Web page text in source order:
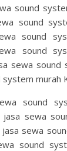
sound
sound
sound
sound
sewa sound
system murah
sound
sewa
sewa
sound